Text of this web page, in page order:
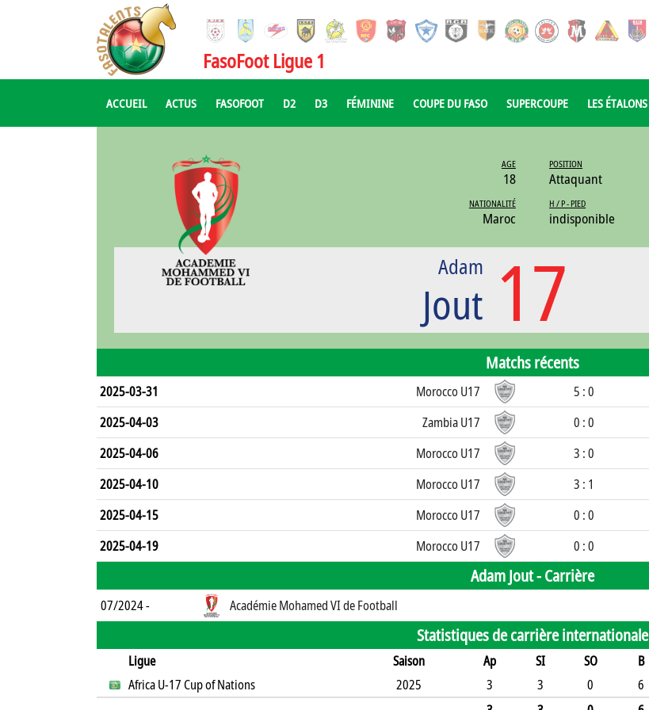
FasoFoot Ligue 1
ACCUEIL ACTUS FASOFOOT D2 D3 FÉMININE COUPE DU FASO SUPERCOUPE LES ÉTALONS
AGE
18
NATIONALITÉ
Maroc
POSITION
Attaquant
H / P - PIED
indisponible
17
Adam
Jout
Matchs récents
2025-03-31 Morocco U17 5 : 0
2025-04-03
Zambia U17 0 : 0
2025-04-06
Morocco U17 3 : 0
2025-04-10
Morocco U17 3 : 1
2025-04-15
Morocco U17 0 : 0
2025-04-19
Morocco U17 0 : 0
Adam Jout -Carrière
07/2024 - Académie Mohamed VI de Football
Statistiques de carrière internationale
Ligue Saison Ap SI SO B
Africa U-17 Cup of Nations
2025 3 3 0 6